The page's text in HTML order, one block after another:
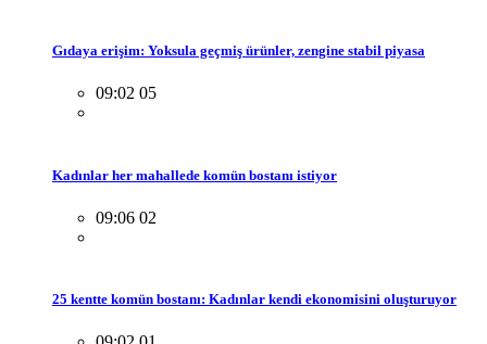
Gıdaya erişim: Yoksula geçmiş ürünler, zengine stabil piyasa
09:02 05
Kadınlar her mahallede komün bostanı istiyor
09:06 02
25 kentte komün bostanı: Kadınlar kendi ekonomisini oluşturuyor